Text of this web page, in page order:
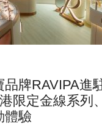
牌RAVIPA進
限定金線系列
體驗